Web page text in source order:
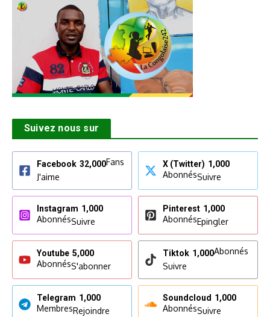
Suivez nous sur
Facebook 32,000Fans
J'aime
X (Twitter) 1,000
AbonnésSuivre
Instagram 1,000
AbonnésSuivre
Pinterest 1,000
AbonnésEpingler
Youtube 5,000
AbonnésS'abonner
Tiktok 1,000Abonnés
Suivre
Telegram 1,000
MembresRejoindre
Soundcloud 1,000
AbonnésSuivre